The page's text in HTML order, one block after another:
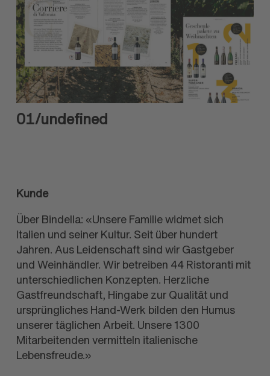
01/undefined
Kunde
Über Bindella: «Unsere Familie widmet sich
Italien und seiner Kultur. Seit über hundert
Jahren. Aus Leidenschaft sind wir Gastgeber
und Weinhändler. Wir betreiben 44 Ristoranti mit
unterschiedlichen Konzepten. Herzliche
Gastfreundschaft, Hingabe zur Qualität und
ursprüngliches Hand-Werk bilden den Humus
unserer täglichen Arbeit. Unsere 1300
Mitarbeitenden vermitteln italienische
Lebensfreude.»